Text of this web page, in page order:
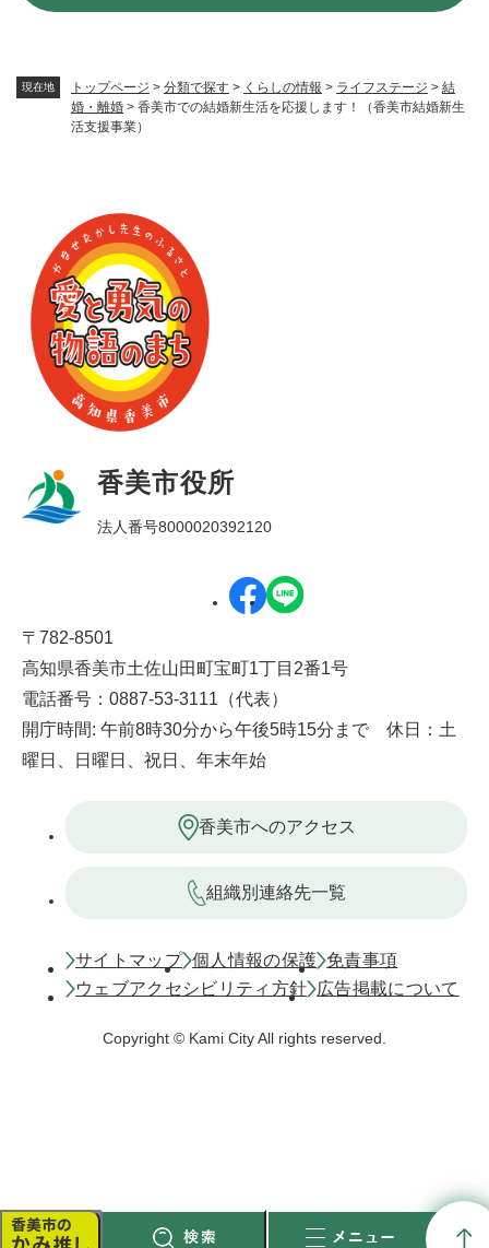
現在地 トップページ > 分類で探す > くらしの情報 > ライフステージ > 結
婚・離婚 > 香美市での結婚新生活を応援します！（香美市結婚新生
活支援事業）
香美市役所
法人番号8000020392120
〒782-8501
高知県香美市土佐山田町宝町1丁目2番1号
電話番号：0887-53-3111（代表）
開庁時間: 午前8時30分から午後5時15分まで 休日：土
曜日、日曜日、祝日、年末年始
香美市へのアクセス
組織別連絡先一覧
サイトマップ 個人情報の保護 免責事項
ウェブアクセシビリティ方針
広告掲載について
Copyright © Kami City All rights reserved.